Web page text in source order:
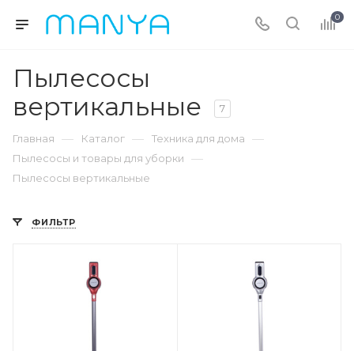
0
Пылесосы
вертикальные
7
Главная — Каталог — Техника для дома —
Пылесосы и товары для уборки —
Пылесосы вертикальные
ФИЛЬТР